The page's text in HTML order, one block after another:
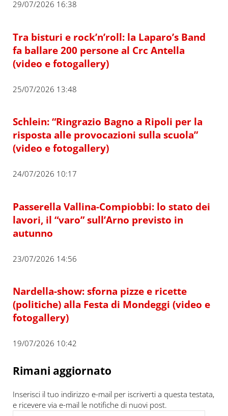
29/07/2026 16:38
Tra bisturi e rock’n’roll: la Laparo’s Band
fa ballare 200 persone al Crc Antella
(video e fotogallery)
25/07/2026 13:48
Schlein: “Ringrazio Bagno a Ripoli per la
risposta alle provocazioni sulla scuola”
(video e fotogallery)
24/07/2026 10:17
Passerella Vallina-Compiobbi: lo stato dei
lavori, il “varo” sull’Arno previsto in
autunno
23/07/2026 14:56
Nardella-show: sforna pizze e ricette
(politiche) alla Festa di Mondeggi (video e
fotogallery)
19/07/2026 10:42
Rimani aggiornato
Inserisci il tuo indirizzo e-mail per iscriverti a questa testata,
e ricevere via e-mail le notifiche di nuovi post.